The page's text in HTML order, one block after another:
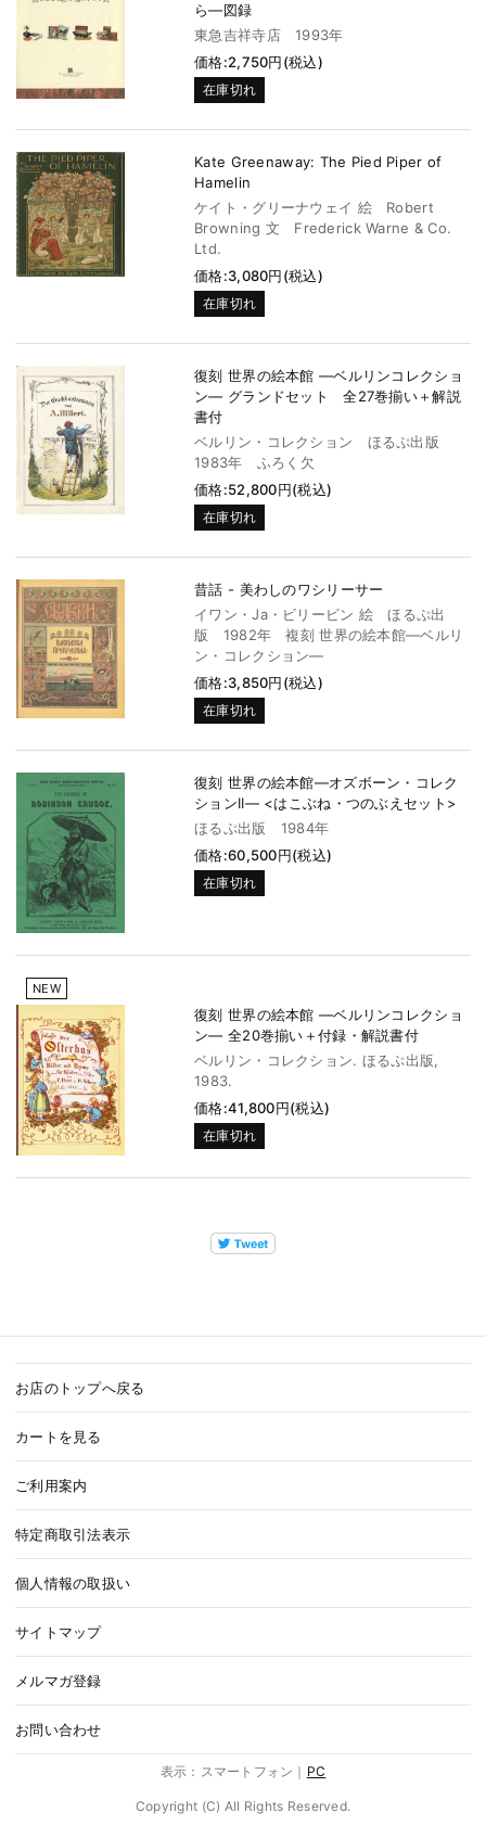
ら―図録
東急吉祥寺店 1993年
価格:2,750円(税込)
在庫切れ
Kate Greenaway: The Pied Piper of
Hamelin
ケイト・グリーナウェイ 絵 Robert
Browning 文 Frederick Warne & Co.
Ltd.
価格:3,080円(税込)
在庫切れ
復刻 世界の絵本館 ―ベルリンコレクショ
ン― グランドセット 全27巻揃い＋解説
書付
ベルリン・コレクション ほるぷ出版
1983年 ふろく欠
価格:52,800円(税込)
在庫切れ
昔話 - 美わしのワシリーサー
イワン・Ja・ビリービン 絵 ほるぷ出
版 1982年 複刻 世界の絵本館―ベルリ
ン・コレクション―
価格:3,850円(税込)
在庫切れ
復刻 世界の絵本館―オズボーン・コレク
ションII― <はこぶね・つのぶえセット>
ほるぷ出版 1984年
価格:60,500円(税込)
在庫切れ
NEW
復刻 世界の絵本館 ―ベルリンコレクショ
ン― 全20巻揃い＋付録・解説書付
ベルリン・コレクション. ほるぷ出版,
1983.
価格:41,800円(税込)
在庫切れ
お店のトップへ戻る
カートを見る
ご利用案内
特定商取引法表示
個人情報の取扱い
サイトマップ
メルマガ登録
お問い合わせ
表示：スマートフォン｜ PC
Copyright (C) All Rights Reserved.